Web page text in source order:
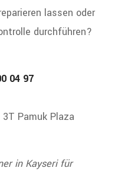
lassen oder
durchführen?
04 97
3T Pamuk Plaza
in Kayseri für